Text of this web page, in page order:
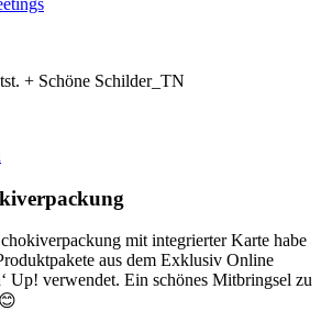
mit integrierter Karte habe
aus dem Exklusiv Online
Up! verwendet. Ein schönes Mitbringsel zu